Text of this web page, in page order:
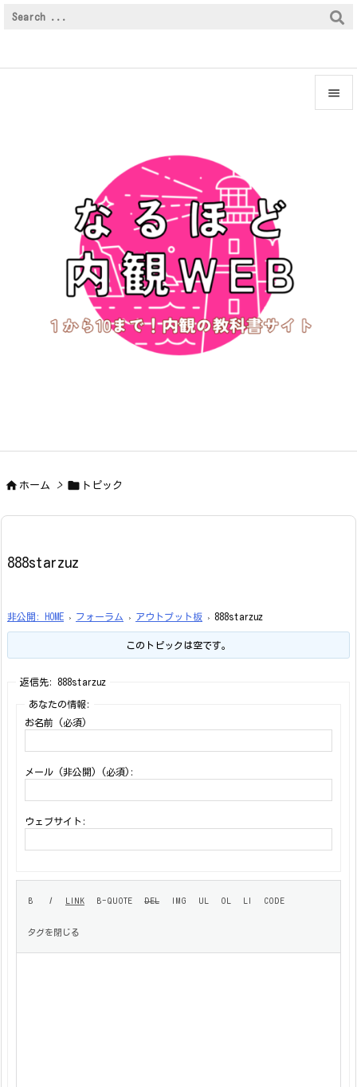

 ホーム >  トピック
888starzuz
非公開: HOME › フォーラム › アウトプット板 › 888starzuz
このトピックは空です。
返信先: 888starzuz
あなたの情報:
お名前 (必須)
メール (非公開) (必須):
ウェブサイト: